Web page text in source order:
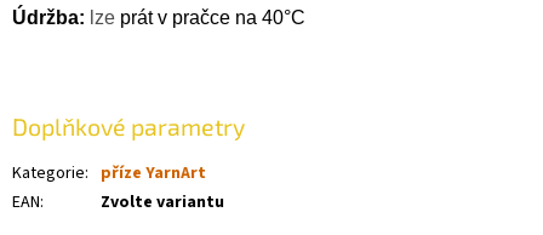
Údržba: lze prát v pračce na 40°C
Doplňkové parametry
Kategorie: příze YarnArt
EAN: Zvolte variantu